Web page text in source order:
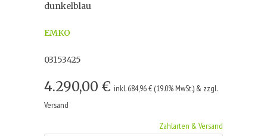
dunkelblau
EMKO
03153425
4.290,00 € inkl. 684,96 € (19.0% MwSt.) & zzgl.
Versand
Zahlarten & Versand